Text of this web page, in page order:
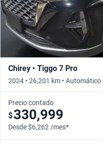
Chirey • Tiggo 7 Pro
2024 • 26,201 km • Automático
Precio contado
$330,999
Desde $6,262 /mes*